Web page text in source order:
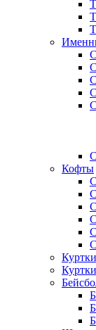
Кофты